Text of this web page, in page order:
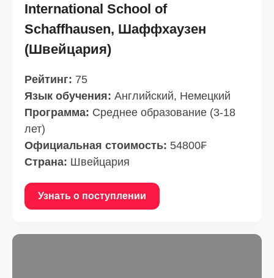
International School of
Schaffhausen, Шаффхаузен
(Швейцария)
Рейтинг: 75
Язык обучения: Английский, Немецкий
Программа: Среднее образование (3-18
лет)
Официальная стоимость: 54800₣
Страна: Швейцария
Узнать о поступлении